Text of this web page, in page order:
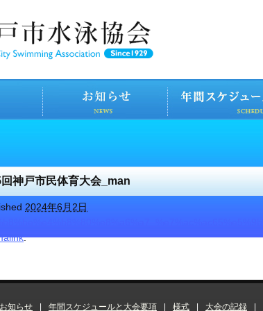
神戸市民体育大会_man
2024年6月2日
.
お知らせ 年間スケジュールと大会要項 様式 大会の記録